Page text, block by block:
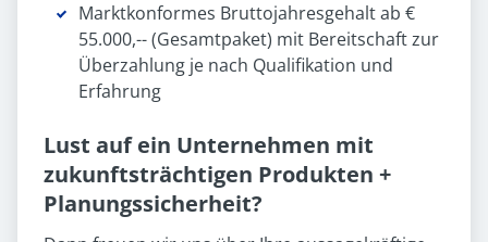
Marktkonformes Bruttojahresgehalt ab €
55.000,-- (Gesamtpaket) mit Bereitschaft zur
Überzahlung je nach Qualifikation und
Erfahrung
Lust auf ein Unternehmen mit
zukunftsträchtigen Produkten +
Planungssicherheit?